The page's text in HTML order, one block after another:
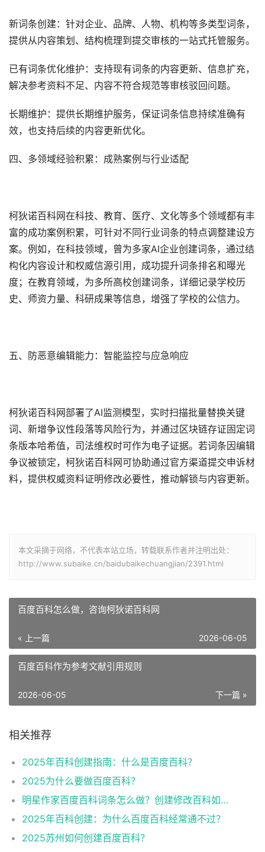
新词条创建‌：针对企业、品牌、人物、机构等多类型词条，
提供从内容策划、结构梳理到提交审核的一站式托管服务。
已有词条优化维护‌：支持现有词条的内容更新、信息扩充，
解决参考资料不足、内容不符合规范等审核驳回问题。
长期维护‌：提供长期维护服务，保证词条信息持续准确有
效，也支持后续的内容更新优化。
四、多领域经验积累：成熟案例与行业适配
柯狄诺百科网在科技、教育、医疗、文化等多个领域都有丰
富的成功案例积累，可针对不同行业词条的特点调整建设方
案。例如，在科技领域，曾为多家AI企业创建词条，通过结
构化内容设计和权威信源引用，成功提升词条排名和曝光
度；在教育领域，为多所高校创建词条，详细记录学校历
史、师资力量、科研成果等信息，增强了学校的公信力。
五、防恶意编辑能力：智能监控与应急响应
柯狄诺百科网部署了AI监测模型，实时扫描批量替换关键
词、新增争议性段落等风险行为，并通过区块链存证固定词
条版本哈希值，司法维权时可作为电子证据。若词条因编辑
争议被锁定，柯狄诺百科网可协助通过官方渠道提交申诉材
料，提供权威资料证明修改必要性，推动解锁与内容更新。
本文采摘于网络，不代表本站立场，转载联系作者并注明出处：
http://www.subaike.cn/baidubaikechuangjian/2391.html
百度百科怎么做，咨询柯狄诺百科网
« 上一篇 2026-06-05
百度百科作为参考文献引用规则
下一篇 »
2026-06-05
相关推荐
2025年百科创建指南：什么是百度百科？
2025为什么要做百度百科？
明星作家百度百科词条怎么做？创建修改百科如何提高通过率？
2025年百科创建：为什么百度百科经常通不过？
2025苏州如何创建百度百科？